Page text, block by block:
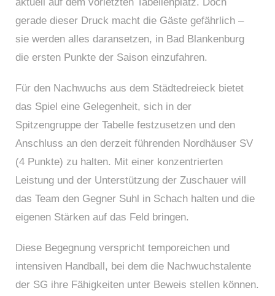
gerade dieser Druck macht die Gäste gefährlich –
sie werden alles daransetzen, in Bad Blankenburg
die ersten Punkte der Saison einzufahren.
Für den Nachwuchs aus dem Städtedreieck bietet
das Spiel eine Gelegenheit, sich in der
Spitzengruppe der Tabelle festzusetzen und den
Anschluss an den derzeit führenden Nordhäuser SV
(4 Punkte) zu halten. Mit einer konzentrierten
Leistung und der Unterstützung der Zuschauer will
das Team den Gegner Suhl in Schach halten und die
eigenen Stärken auf das Feld bringen.
Diese Begegnung verspricht temporeichen und
intensiven Handball, bei dem die Nachwuchstalente
der SG ihre Fähigkeiten unter Beweis stellen können.